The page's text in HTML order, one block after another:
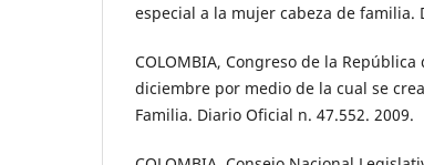
especial a la mujer cabeza de familia.
COLOMBIA, Congreso de la
diciembre por medio de la cual se
Familia. Diario Oficial n. 47.552. 2009.